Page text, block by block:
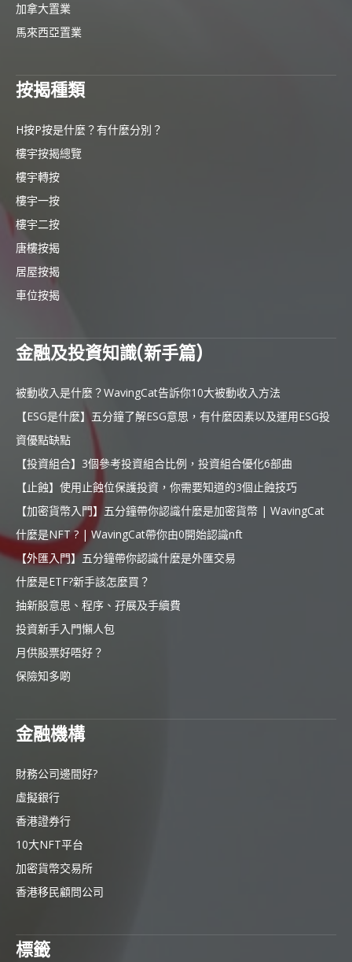
加拿大置業
馬來西亞置業
按揭種類
H按P按是什麼？有什麼分別？
樓宇按揭總覽
樓宇轉按
樓宇一按
樓宇二按
唐樓按揭
居屋按揭
車位按揭
金融及投資知識(新手篇)
被動收入是什麼？WavingCat告訴你10大被動收入方法
【ESG是什麼】五分鐘了解ESG意思，有什麼因素以及運用ESG投
資優點缺點
【投資組合】3個參考投資組合比例，投資組合優化6部曲
【止蝕】使用止蝕位保護投資，你需要知道的3個止蝕技巧
【加密貨幣入門】五分鐘帶你認識什麼是加密貨幣 | WavingCat
什麼是NFT ? | WavingCat帶你由0開始認識nft
【外匯入門】五分鐘帶你認識什麼是外匯交易
什麼是ETF?新手該怎麼買？
抽新股意思、程序、孖展及手續費
投資新手入門懶人包
月供股票好唔好？
保險知多啲
金融機構
財務公司邊間好?
虛擬銀行
香港證券行
10大NFT平台
加密貨幣交易所
香港移民顧問公司
標籤